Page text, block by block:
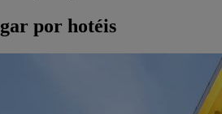
por hotéis